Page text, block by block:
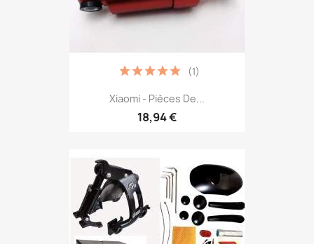
Xiaomi - Pièces De...
18,94 €
(1)